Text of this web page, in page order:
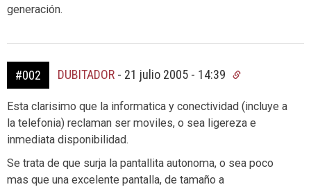
generación.
#002 DUBITADOR - 21 julio 2005 - 14:39
Esta clarisimo que la informatica y conectividad (incluye a
la telefonia) reclaman ser moviles, o sea ligereza e
inmediata disponibilidad.
Se trata de que surja la pantallita autonoma, o sea poco
mas que una excelente pantalla, de tamaño a